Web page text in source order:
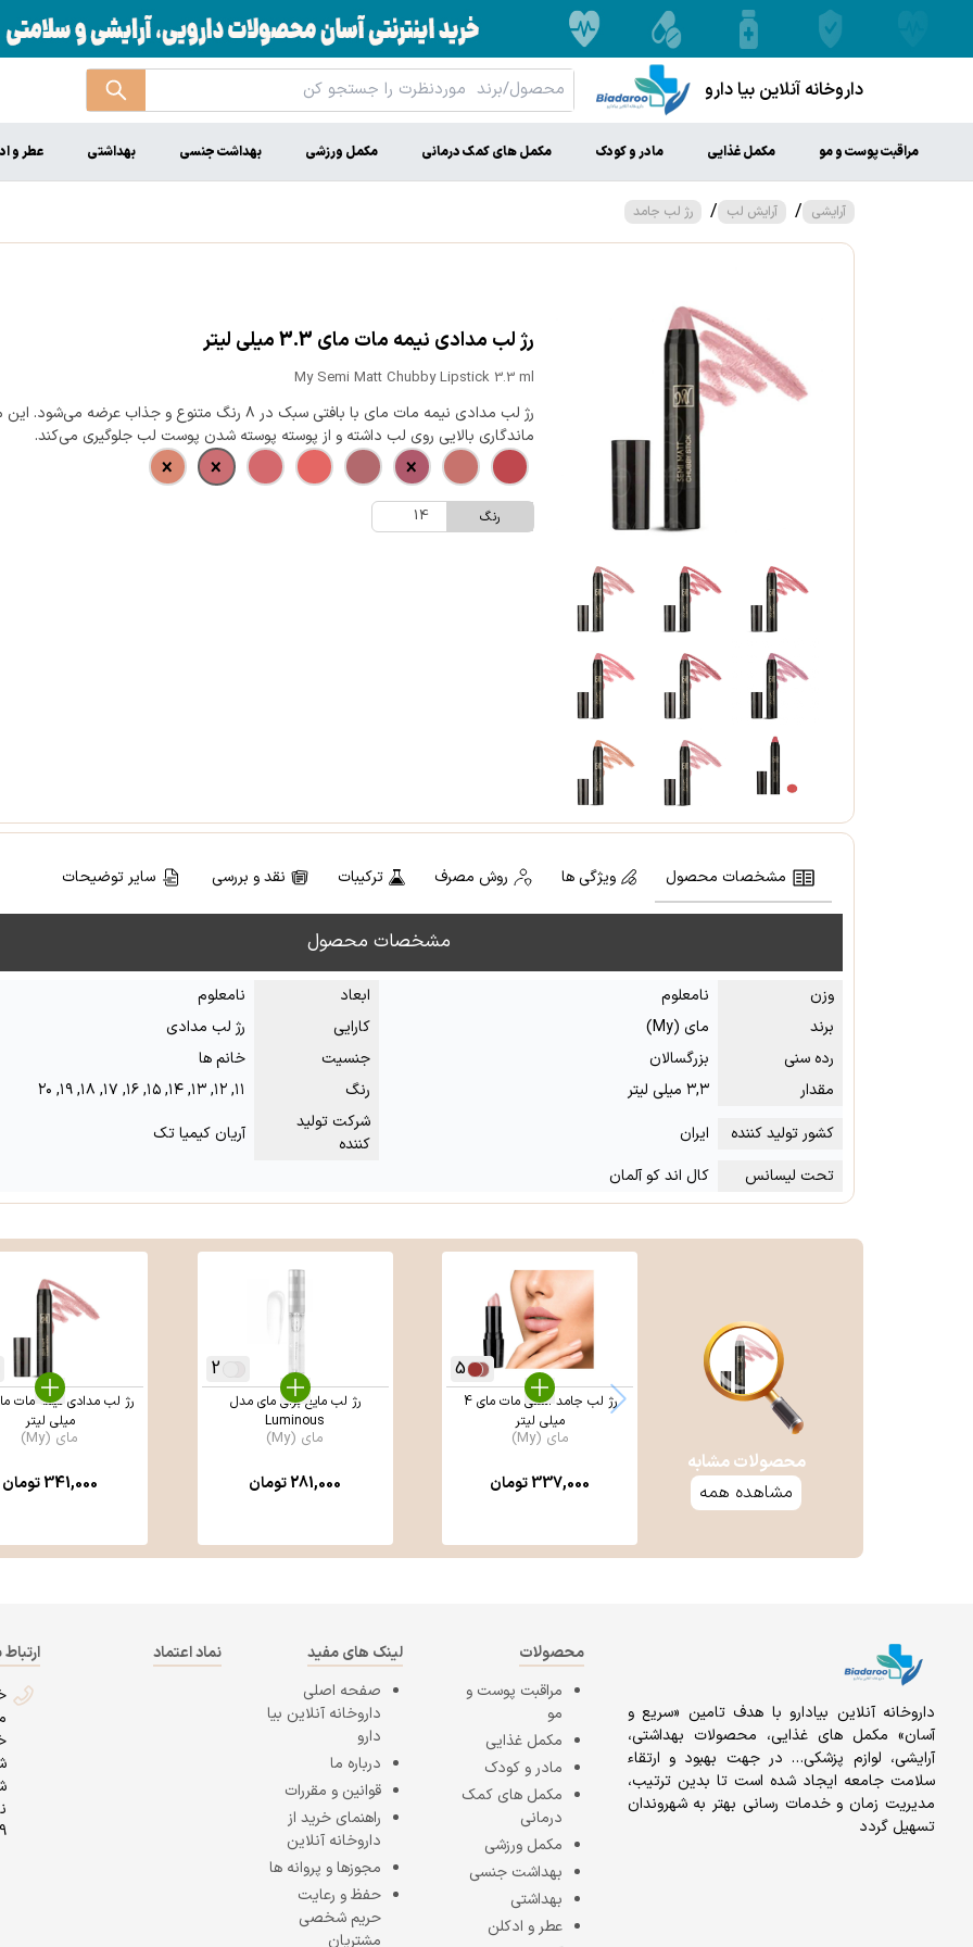
داروخانه آنلاین بیا دارو
مراقبت پوست و مو مکمل غذایی مادر و کودک مکمل های کمک درمانی مکمل ورزشی بهداشت جنسی بهداشتی عطر و
آرایشی / آرایش لب / رژ لب جامد
رژ لب مدادی نیمه مات مای 3.3 میلی لیتر
My Semi Matt Chubby Lipstick 3.3 ml
رژ لب مدادی نیمه مات مای با بافتی سبک در ۸ رنگ متنوع و جذاب عرضه
ماندگاری بالایی روی لب داشته و از پوسته پوسته شدن پوست لب جلوگیری می‌کند.
رنگ 14
مشخصات محصول ویژگی ها روش مصرف ترکیبات نقد و بررسی سایر توضیحات
مشخصات محصول
وزن نامعلوم ابعاد
نامعلوم
برند
مای (My) کارایی
رژ لب مدادی
رده سنی
بزرگسالان جنسیت
خانم ها
مقدار
۳,۳ میلی لیتر رنگ
۱۱, ۱۲, ۱۳, ۱۴, ۱۵, ۱۶, ۱۷, ۱۸, ۱۹, ۲۰
کشور تولید کننده
ایران
شرکت تولید
کننده
آریان کیمیا تک
تحت لیسانس
کال اند کو آلمان
محصولات مشابه
مشاهده همه
5
رژ لب جامد استی مات مای 4
میلی لیتر
مای (My)
337,000تومان
2
رژ لب مايع براق مای مدل
Luminous
مای (My)
281,000تومان
میلی لیتر
مای (My)
341,000تومان
داروخانه آنلاين بيادارو با هدف تامين «سریع و
آسان» مكمل هاى غذايى، محصولات بهداشتى،
آرايشى، لوازم پزشکی… در جهت بهبود و ارتقاء
سلامت جامعه ایجاد شده است تا بدین ترتیب،
مدیریت زمان و خدمات رسانی بهتر به شهروندان
تسهیل گردد
محصولات
مراقبت پوست و
مو
مکمل غذایی
مادر و کودک
مکمل های کمک
درمانی
مکمل ورزشی
بهداشت جنسی
بهداشتی
عطر و ادکلن
لینک های مفید
صفحه اصلی
داروخانه آنلاین بیا
دارو
درباره ما
قوانین و مقررات
راهنمای خرید از
داروخانه آنلاین
مجوزها و پروانه ها
حفظ و رعایت
حریم شخصی
مشتریان
نماد اعتماد
ارتباط